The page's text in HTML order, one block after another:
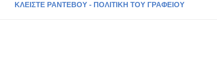
ΚΛΕΙΣΤΕ ΡΑΝΤΕΒΟΥ - ΠΟΛΙΤΙΚΗ ΤΟΥ ΓΡΑΦΕΙΟΥ